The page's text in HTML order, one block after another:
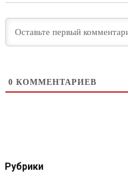
0 КОММЕНТАРИЕВ
Рубрики